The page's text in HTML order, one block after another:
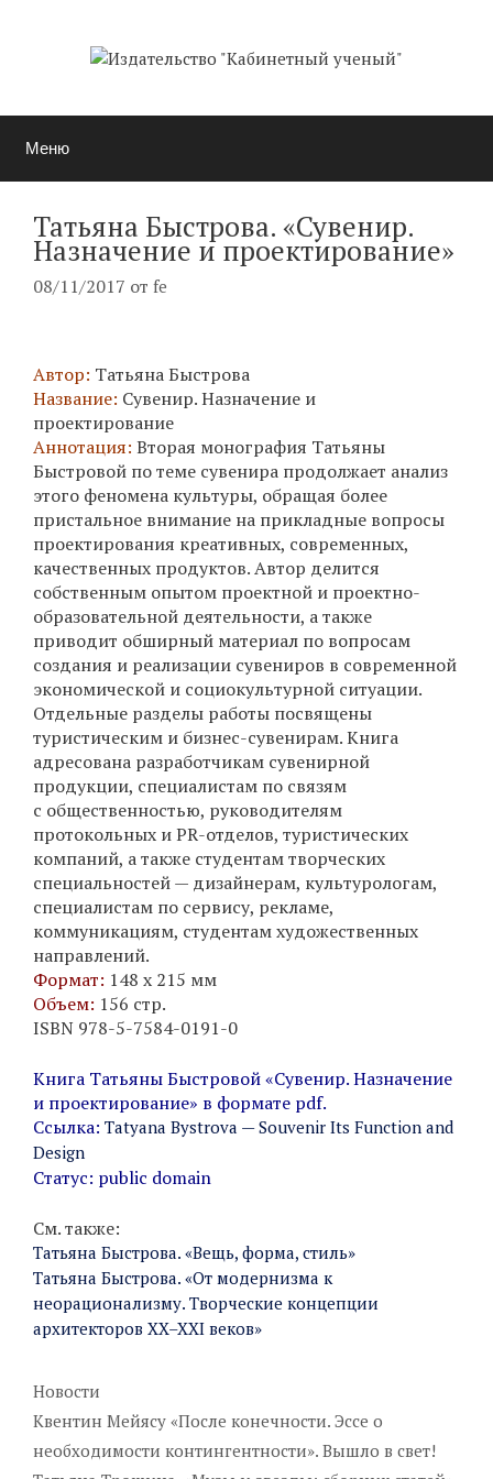
содержимому
Меню
Татьяна Быстрова. «Сувенир.
Назначение и проектирование»
08/11/2017 от fe
Автор: Татьяна Быстрова
Название: Сувенир. Назначение и
проектирование
Аннотация: Вторая монография Татьяны
Быстровой по теме сувенира продолжает анализ
этого феномена культуры, обращая более
пристальное внимание на прикладные вопросы
проектирования креативных, современных,
качественных продуктов. Автор делится
собственным опытом проектной и проектно-
образовательной деятельности, а также
приводит обширный материал по вопросам
создания и реализации сувениров в современной
экономической и социокультурной ситуации.
Отдельные разделы работы посвящены
туристическим и бизнес-сувенирам. Книга
адресована разработчикам сувенирной
продукции, специалистам по связям
с общественностью, руководителям
протокольных и PR-отделов, туристических
компаний, а также студентам творческих
специальностей — дизайнерам, культурологам,
специалистам по сервису, рекламе,
коммуникациям, студентам художественных
направлений.
Формат: 148 х 215 мм
Объем: 156 стр.
ISBN 978-5-7584-0191-0
Книга Татьяны Быстровой «Сувенир. Назначение
и проектирование» в формате pdf.
Ссылка: Tatyana Bystrova — Souvenir Its Function and
Design
Статус: public domain
См. также:
Татьяна Быстрова. «Вещь, форма, стиль»
Татьяна Быстрова. «От модернизма к
неорационализму. Творческие концепции
архитекторов XX–XXI веков»
Рубрики
Новости
Квентин Мейясу «После конечности. Эссе о
необходимости контингентности». Вышло в свет!